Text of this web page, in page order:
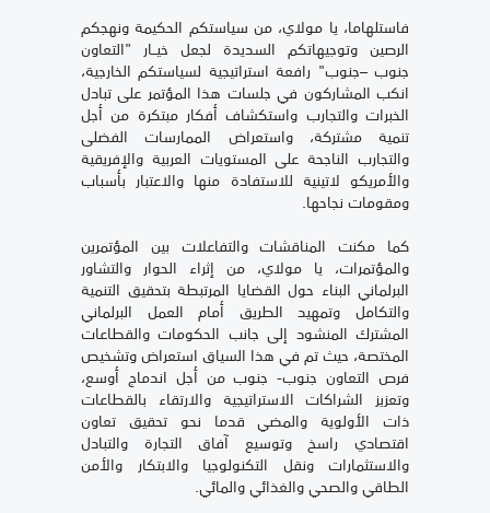
فاستلهاما، يا مولاي، من سياستكم الحكيمة ونهجكم
الرصين وتوجيهاتكم السديدة لجعل خيــار "التعاون
جنوب –جنوب" رافعة استراتيجية لسياستكم الخارجية،
انكب المشاركون في جلسات هذا المؤتمر على تبادل
الخبرات والتجارب واستكشاف أفكار مبتكرة من أجل
تنمية مشتركة، واستعراض الممارسات الفضلى
والتجارب الناجحة على المستويات العربية والإفريقية
والأمريكو لاتينية للاستفادة منها والاعتبار بأسباب
ومقومات نجاحها.
كما مكنت المناقشات والتفاعلات بين المؤتمرين
والمؤتمرات، يا مولاي، من إثراء الحوار والتشاور
البرلماني البناء حول القضايا المرتبطة بتحقيق التنمية
والتكامل وتمهيد الطريق أمام العمل البرلماني
المشترك المنشود إلى جانب الحكومات والقطاعات
المختصة، حيث تم في هذا السياق استعراض وتشخيص
فرص التعاون جنوب- جنوب من أجل اندماج أوسع،
وتعزيز الشراكات الاستراتيجية والارتقاء بالقطاعات
ذات الأولوية والمضي قدما نحو تحقيق تعاون
اقتصادي راسخ وتوسيع آفاق التجارة والتبادل
والاستثمارات ونقل التكنولوجيا والابتكار والأمن
الطاقي والصحي والغذائي والمائي.